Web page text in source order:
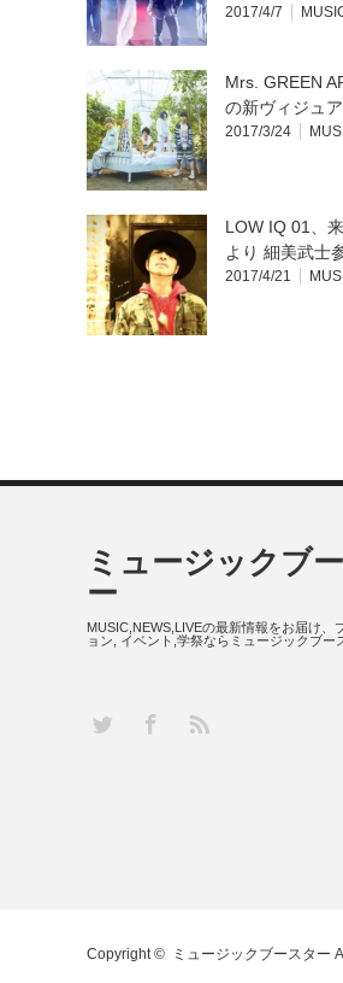
2017/4/7
Mrs. GREEN
の新ヴィジュ
2017/3/24
LOW IQ 01、
より 細美武士
2017/4/21
ミュージックブ
ー
MUSIC,NEWS,LIVEの最新情報をお届け、
ョン, イベント,学祭ならミュージックブー
Twitter Facebook
RSS
Copyright © ミュージックブースター